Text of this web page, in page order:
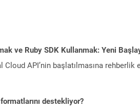
ve Ruby SDK Kullanmak: Yeni
Cloud API’nin başlatılmasına
destekliyor?